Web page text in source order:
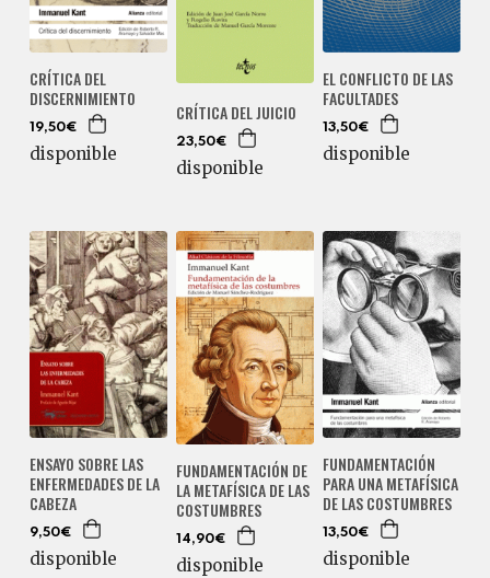
CRÍTICA DEL
DISCERNIMIENTO
19,50€
disponible
CRÍTICA DEL JUICIO
23,50€
disponible
EL CONFLICTO DE LAS
FACULTADES
13,50€
disponible
ENSAYO SOBRE LAS
ENFERMEDADES DE LA
CABEZA
9,50€
disponible
FUNDAMENTACIÓN DE
LA METAFÍSICA DE LAS
COSTUMBRES
14,90€
disponible
FUNDAMENTACIÓN
PARA UNA METAFÍSICA
DE LAS COSTUMBRES
13,50€
disponible